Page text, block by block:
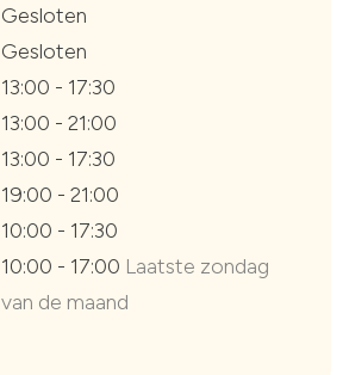
Gesloten
Gesloten
13:00 - 17:30
13:00 - 21:00
13:00 - 17:30
19:00 - 21:00
10:00 - 17:30
10:00 - 17:00 Laatste zondag
van de maand